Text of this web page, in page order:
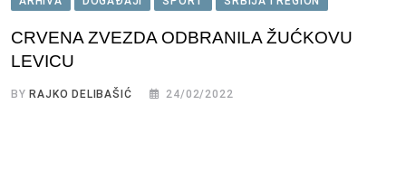
CRVENA ZVEZDA ODBRANILA ŽUĆKOVU
LEVICU
BY RAJKO DELIBAŠIĆ 24/02/2022